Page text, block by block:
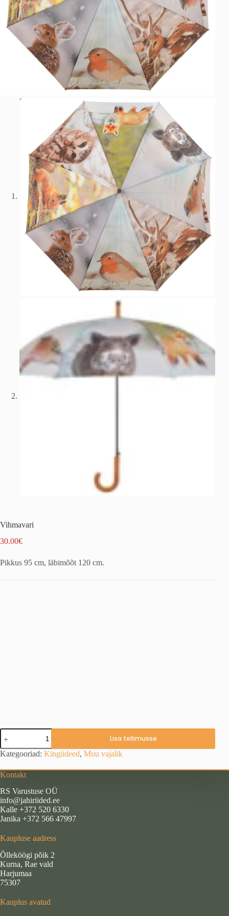
Vihmavari
30.00€
Pikkus 95 cm, läbimõõt 120 cm.
Vihmavari
kogus
Lisa tellimusse
Kategooriad: Kingiideed, Muu vajalik
Kontakt
RS Varustuse OÜ
info@jahiriided.ee
Kalle +372 520 6330
Janika +372 566 47997
Kaupluse aadress
Õlleköögi põik 2
Kurna, Rae vald
Harjumaa
75307
Kauplus avatud